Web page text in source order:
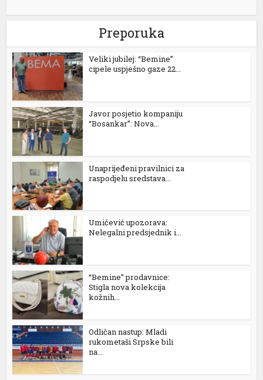
Preporuka
Veliki jubilej: “Bemine”
cipele uspješno gaze 22...
Javor posjetio kompaniju
“Bosankar”: Nova...
Unaprijeđeni pravilnici za
raspodjelu sredstava...
Umičević upozorava:
Nelegalni predsjednik i...
“Bemine” prodavnice:
Stigla nova kolekcija
kožnih...
Odličan nastup: Mladi
rukometaši Srpske bili
na...